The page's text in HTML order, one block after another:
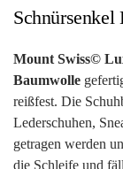
Schnürsenkel
Mount Swiss©
Baumwolle
reißfest. Die
Lederschuhen,
getragen werden
die Schleife und